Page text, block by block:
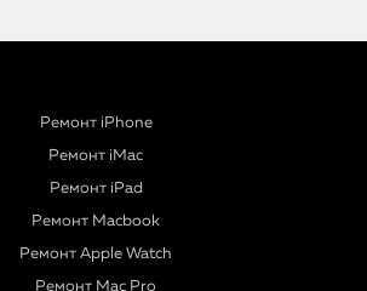
Ремонт iPhone
Ремонт iMac
Ремонт iPad
Ремонт Macbook
Ремонт Apple Watch
Ремонт Mac Pro